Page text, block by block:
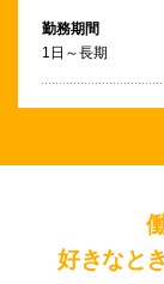
勤務期間
1日～長期
好きなと